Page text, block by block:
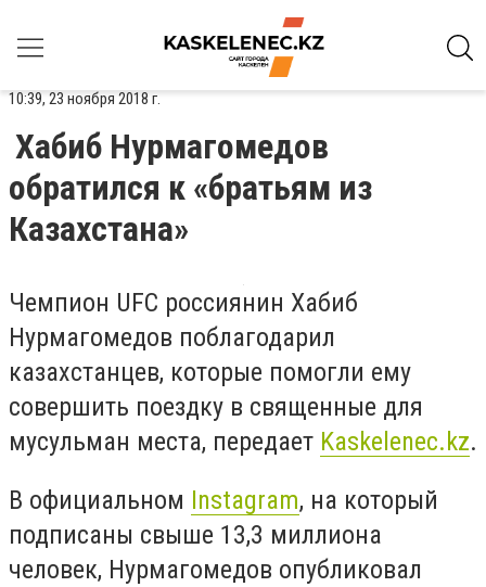
10:39, 23 ноября 2018 г.
Хабиб Нурмагомедов
обратился к «братьям из
Казахстана»
Чемпион UFC россиянин Хабиб
Нурмагомедов поблагодарил
казахстанцев, которые помогли ему
совершить поездку в священные для
мусульман места, передает Kaskelenec.kz.
В официальном Instagram, на который
подписаны свыше 13,3 миллиона
человек, Нурмагомедов опубликовал